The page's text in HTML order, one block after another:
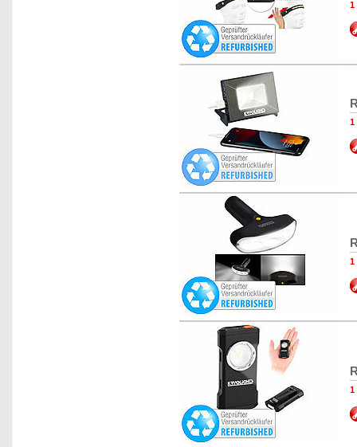
1
1
1
1